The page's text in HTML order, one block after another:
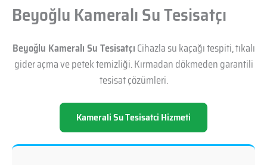
Beyoğlu Kameralı Su Tesisatçı
Beyoğlu Kameralı Su TesisatçıCihazla su kaçağı tespiti, tıkalı
gider açma ve petek temizliği. Kırmadan dökmeden garantili
tesisat çözümleri.
Kamerali Su Tesisatci Hizmeti